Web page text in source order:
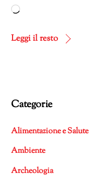
Caricamento
corso…
Leggi il resto
Categorie
Alimentazione e Salute
Ambiente
Archeologia